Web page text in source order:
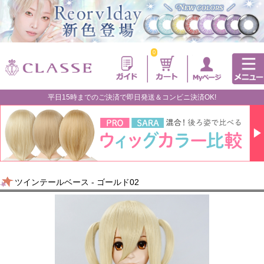
0
平日15時までのご決済で即日発送＆コンビニ決済OK!
ツインテールベース - ゴールド02